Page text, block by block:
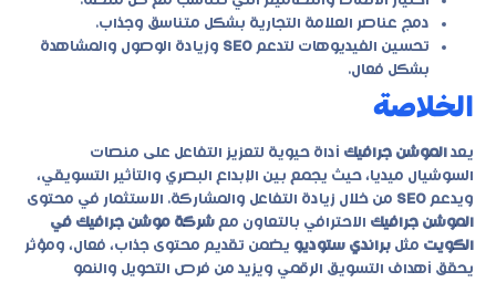
دمج عناصر العلامة التجارية بشكل متناسق وجذاب.
تحسين الفيديوهات لتدعم SEO وزيادة الوصول والمشاهدة
بشكل فعال.
الخلاصة
يعد الموشن جرافيك أداة حيوية لتعزيز التفاعل على منصات
السوشيال ميديا، حيث يجمع بين الإبداع البصري والتأثير التسويقي،
ويدعم SEO من خلال زيادة التفاعل والمشاركة. الاستثمار في محتوى
الموشن جرافيك الاحترافي بالتعاون مع شركة موشن جرافيك في
الكويت مثل براندي ستوديو يضمن تقديم محتوى جذاب، فعال، ومؤثر
يحقق أهداف التسويق الرقمي ويزيد من فرص التحويل والنمو